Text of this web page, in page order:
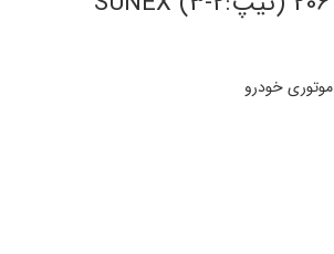
موتوری خودرو